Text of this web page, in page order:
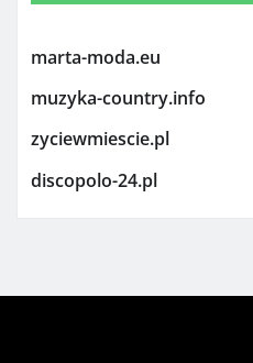
marta-moda.eu
muzyka-country.info
zyciewmiescie.pl
discopolo-24.pl